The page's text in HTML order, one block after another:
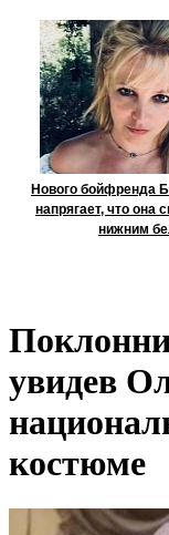
Нового бойфренда
напрягает, что она
нижним
увидев
костюме